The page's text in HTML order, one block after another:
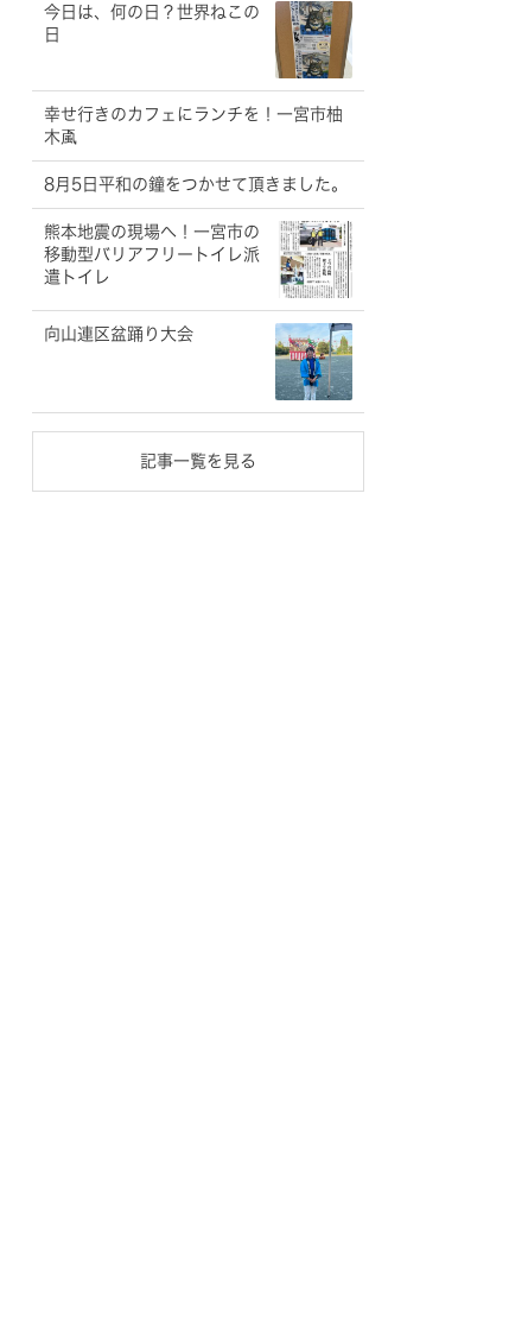
今日は、何の日？世界ねこの
日
幸せ行きのカフェにランチを！一宮市柚
木颪
8月5日平和の鐘をつかせて頂きました。
熊本地震の現場へ！一宮市の
移動型バリアフリートイレ派
遣トイレ
向山連区盆踊り大会
記事一覧を見る